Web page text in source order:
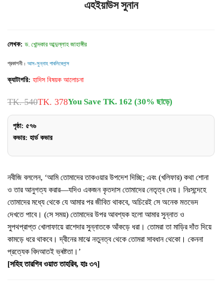
এহইয়াউস সুনান
লেখক: ড. খোন্দকার আব্দুল্লাহ জাহাঙ্গীর
প্রকাশনী : আস-সুন্নাহ পাবলিকেশন্স
ক্যাটাগরি: হাদিস বিষয়ক আলোচনা
TK. 540TK. 378You Save TK. 162 (30% ছাড়ে)
পৃষ্ঠা: ৫৭৬
কভার: হার্ড কভার
নবীজি বললেন, ‘আমি তোমাদের তাকওয়ার উপদেশ দিচ্ছি; এবং (খলিফার) কথা শোনা
ও তার আনুগত্য করার—যদিও একজন কৃতদাস তোমাদের নেতৃত্ব দেয়। নিঃসন্দেহে
তোমাদের মধ্যে থেকে যে আমার পর জীবিত থাকবে, অচিরেই সে অনেক মতভেদ
দেখতে পাবে। (সে সময়) তোমাদের উপর আবশ্যক হলো আমার সুন্নাত ও
সুপথপ্রাপ্ত খোলাফায়ে রাশেদার সুন্নাতকে আঁকড়ে ধরা। তোমরা তা মাড়ির দাঁত দিয়ে
কামড়ে ধরে থাকবে। দ্বীনের মাঝে নতুনত্ব থেকে তোমরা সাবধান থেকো। কেননা
প্রত্যেক বিদআতই ভ্ৰষ্টতা।’
[সহিহ তারগিব ওয়াত তাহরিব, হাঃ ৩৭]